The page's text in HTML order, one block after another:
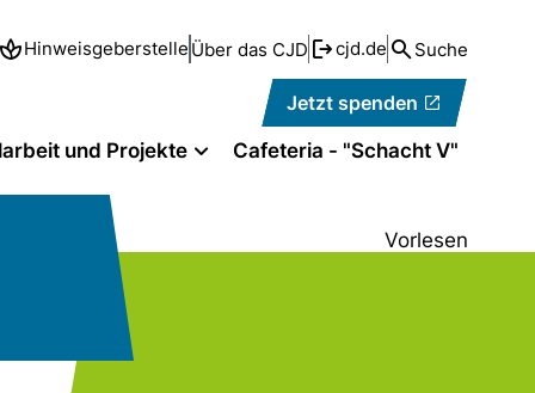
Hinweisgeberstelle Über das CJD cjd.de Suche
Jetzt spenden
und Projekte
Cafeteria - "Schacht V"
Vorlesen